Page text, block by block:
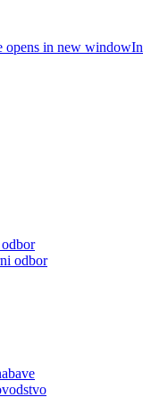
opens in new window
odbor